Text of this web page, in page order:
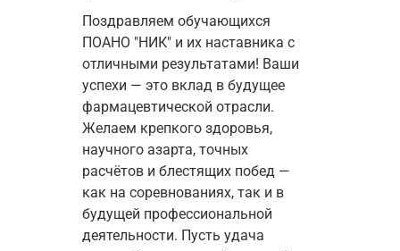
Поздравляем обучающихся
ПОАНО "НИК" и их наставника с
отличными результатами! Ваши
успехи — это вклад в будущее
фармацевтической отрасли.
Желаем крепкого здоровья,
научного азарта, точных
расчётов и блестящих побед —
как на соревнованиях, так и в
будущей профессиональной
деятельности. Пусть удача